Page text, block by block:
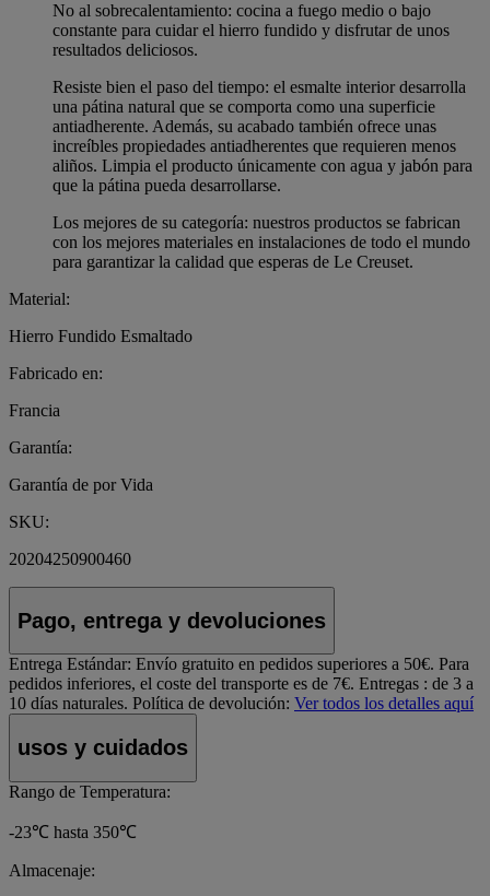
No al sobrecalentamiento: cocina a fuego medio o bajo
constante para cuidar el hierro fundido y disfrutar de unos
resultados deliciosos.
Resiste bien el paso del tiempo: el esmalte interior desarrolla
una pátina natural que se comporta como una superficie
antiadherente. Además, su acabado también ofrece unas
increíbles propiedades antiadherentes que requieren menos
aliños. Limpia el producto únicamente con agua y jabón para
que la pátina pueda desarrollarse.
Los mejores de su categoría: nuestros productos se fabrican
con los mejores materiales en instalaciones de todo el mundo
para garantizar la calidad que esperas de Le Creuset.
Material:
Hierro Fundido Esmaltado
Fabricado en:
Francia
Garantía:
Garantía de por Vida
SKU:
20204250900460
Pago, entrega y devoluciones
Entrega Estándar: Envío gratuito en pedidos superiores a 50€. Para
pedidos inferiores, el coste del transporte es de 7€. Entregas : de 3 a
10 días naturales. Política de devolución: Ver todos los detalles aquí
usos y cuidados
Rango de Temperatura:
-23℃ hasta 350℃
Almacenaje: